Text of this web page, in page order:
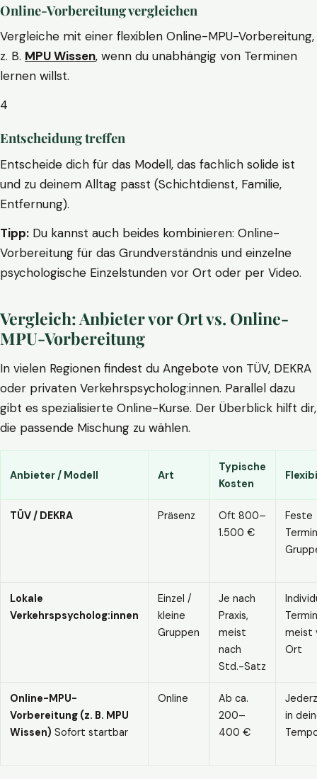
Online-Vorbereitung vergleichen
Vergleiche mit einer flexiblen Online-MPU-Vorbereitung,
z. B. MPU Wissen, wenn du unabhängig von Terminen
lernen willst.
4
Entscheidung treffen
Entscheide dich für das Modell, das fachlich solide ist
und zu deinem Alltag passt (Schichtdienst, Familie,
Entfernung).
Tipp: Du kannst auch beides kombinieren: Online-
Vorbereitung für das Grundverständnis und einzelne
psychologische Einzelstunden vor Ort oder per Video.
Vergleich: Anbieter vor Ort vs. Online-
MPU-Vorbereitung
In vielen Regionen findest du Angebote von TÜV, DEKRA
oder privaten Verkehrspsycholog:innen. Parallel dazu
gibt es spezialisierte Online-Kurse. Der Überblick hilft dir,
die passende Mischung zu wählen.
Anbieter / Modell Art
Typische
Kosten
TÜV / DEKRA Präsenz
Oft 800–
1.500 €
Feste
Lokale
Verkehrspsycholog:innen
Einzel /
kleine
Gruppen
Je nach
Praxis,
meist
nach
Std.-Satz
meist
Ort
Online-MPU-
Vorbereitung (z. B. MPU
Wissen) Sofort startbar
Online
Ab ca.
200–
400 €
in